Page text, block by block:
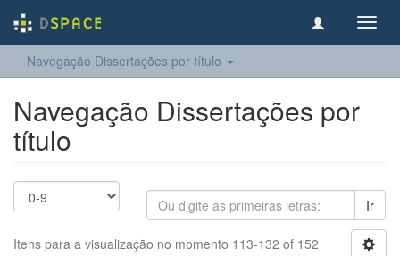
Navegação Dissertações por título
Navegação Dissertações por
título
Ir
Itens para a visualização no momento 113-132 of 152